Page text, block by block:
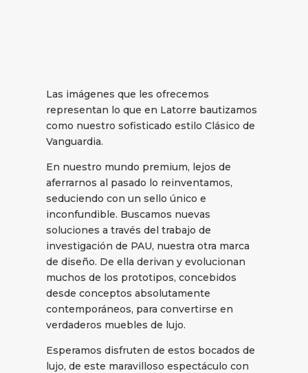
Las imágenes que les ofrecemos
representan lo que en Latorre bautizamos
como nuestro sofisticado estilo Clásico de
Vanguardia.
En nuestro mundo premium, lejos de
aferrarnos al pasado lo reinventamos,
seduciendo con un sello único e
inconfundible. Buscamos nuevas
soluciones a través del trabajo de
investigación de PAU, nuestra otra marca
de diseño. De ella derivan y evolucionan
muchos de los prototipos, concebidos
desde conceptos absolutamente
contemporáneos, para convertirse en
verdaderos muebles de lujo.
Esperamos disfruten de estos bocados de
lujo, de este maravilloso espectáculo con